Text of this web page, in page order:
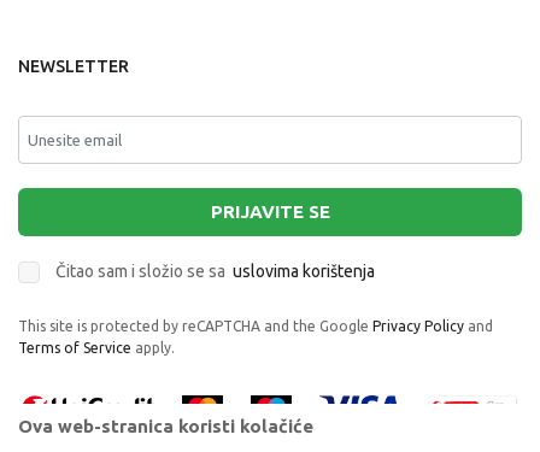
NEWSLETTER
PRIJAVITE SE
Čitao sam i složio se sa uslovima korištenja
This site is protected by reCAPTCHA and the Google Privacy Policy and
Terms of Service apply.
Ova web-stranica koristi kolačiće